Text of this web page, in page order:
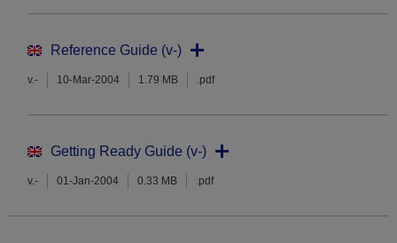
Reference Guide (v-)
v.- 10-Mar-2004 1.79 MB .pdf
Getting Ready Guide (v-)
v.- 01-Jan-2004 0.33 MB .pdf